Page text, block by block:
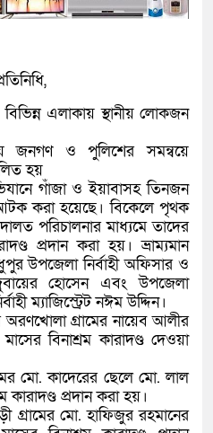
এলাকায় স্থানীয় লোকজন
জনগণ ও পুলিশের সমন্বয়ে
হয়
গাঁজা ও ইয়াবাসহ তিনজন
করা হয়েছে। বিকেলে পৃথক
পরিচালনার মাধ্যমে তাদের
প্রদান করা হয়। ভ্রাম্যমান
উপজেলা নির্বাহী অফিসার ও
জুবায়ের হোসেন এবং উপজেলা
ম্যাজিস্ট্রেট নঈম উদ্দিন।
অরণখোলা গ্রামের নায়েব আলীর
বিনাশ্রম কারাদণ্ড দেওয়া
মো. কাদেরের ছেলে মো. লাল
কারাদণ্ড প্রদান করা হয়।
গ্রামের মো. হাফিজুর রহমানের